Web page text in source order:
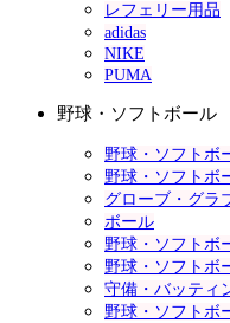
レフェリー用品
adidas
NIKE
PUMA
野球・ソフトボール
野球・ソフトボ
野球・ソフトボ
グローブ・グラ
ボール
野球・ソフトボ
野球・ソフトボ
守備・バッティ
野球・ソフトボ